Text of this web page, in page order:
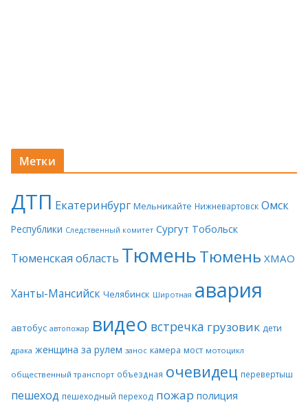
Метки
ДТП Екатеринбург Мельникайте Нижневартовск Омск
Республики Следственный комитет Сургут Тобольск
Тюменская область ТюменьТюмень ХМАО
Ханты-Мансийск Челябинск Широтная авария
автобус автопожар видео встречка грузовик дети
драка женщина за рулем занос камера мост мотоцикл
общественный транспорт объездная очевидец перевертыш
пешеход пешеходный переход пожар полиция